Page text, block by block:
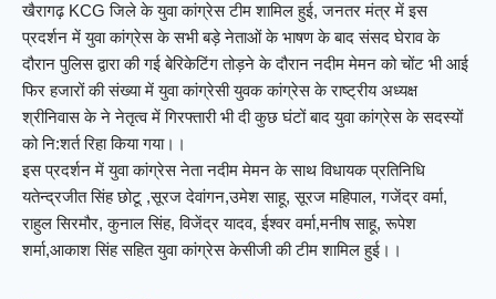
खैरागढ़ KCG जिले के युवा कांग्रेस टीम शामिल हुई, जनतर मंत्र में इस
प्रदर्शन में युवा कांग्रेस के सभी बड़े नेताओं के भाषण के बाद संसद घेराव के
दौरान पुलिस द्वारा की गई बेरिकेटिंग तोड़ने के दौरान नदीम मेमन को चोंट भी आई
फिर हजारों की संख्या में युवा कांग्रेसी युवक कांग्रेस के राष्ट्रीय अध्यक्ष
श्रीनिवास के ने नेतृत्व में गिरफ्तारी भी दी कुछ घंटों बाद युवा कांग्रेस के सदस्यों
को नि:शर्त रिहा किया गया।।
इस प्रदर्शन में युवा कांग्रेस नेता नदीम मेमन के साथ विधायक प्रतिनिधि
यतेन्द्रजीत सिंह छोटू ,सूरज देवांगन,उमेश साहू, सूरज महिपाल, गजेंद्र वर्मा,
राहुल सिरमौर, कुनाल सिंह, विजेंद्र यादव, ईश्वर वर्मा,मनीष साहू, रूपेश
शर्मा,आकाश सिंह सहित युवा कांग्रेस केसीजी की टीम शामिल हुई।।